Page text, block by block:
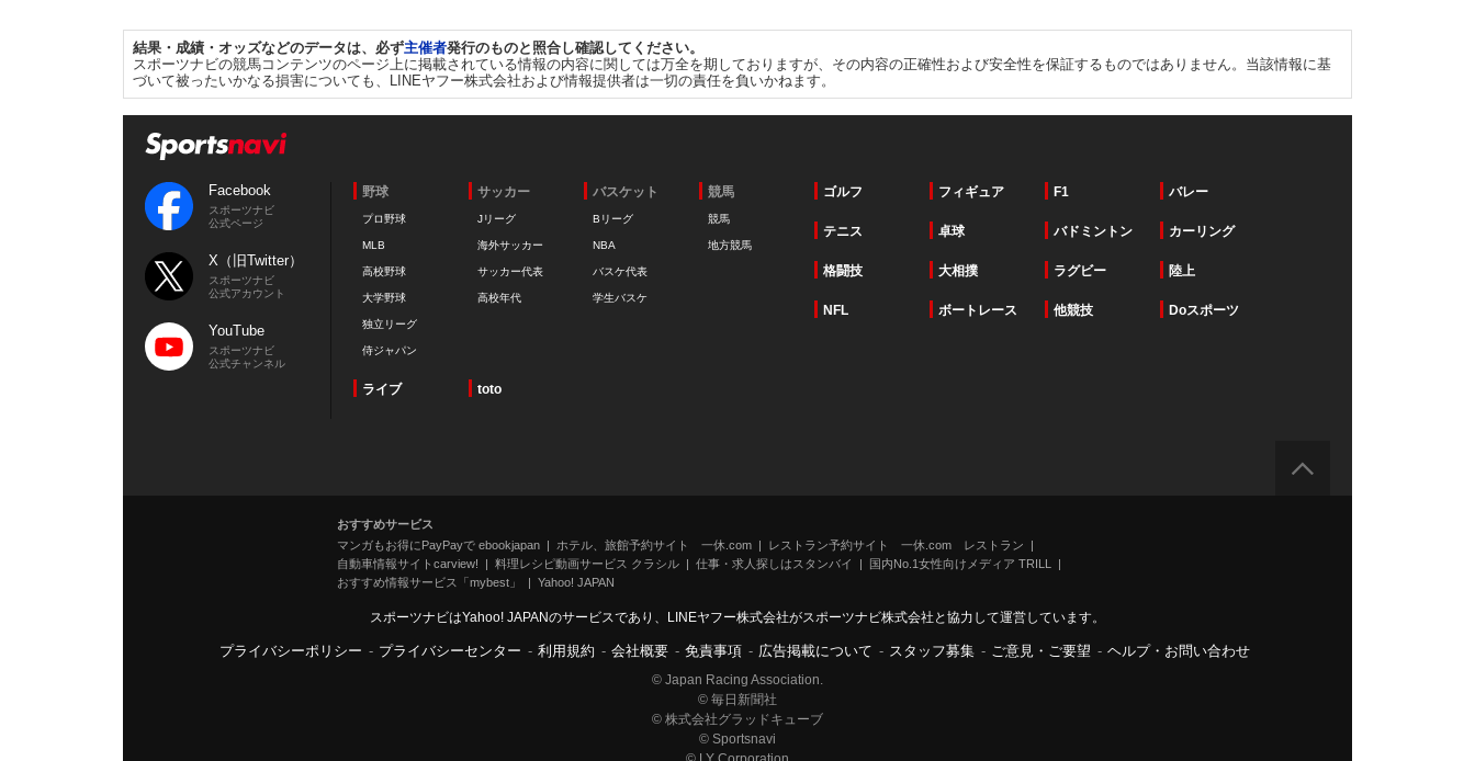
結果・成績・オッズなどのデータは、必ず主催者発行のものと照合し確認してください。
スポーツナビの競馬コンテンツのページ上に掲載されている情報の内容に関しては万全を期しておりますが、その内容の正確性および安全性を保証するものではありません。当該情報に基
づいて被ったいかなる損害についても、LINEヤフー株式会社および情報提供者は一切の責任を負いかねます。
Facebook
スポーツナビ
公式ページ
X（旧Twitter）
スポーツナビ
公式アカウント
YouTube
スポーツナビ
公式チャンネル
野球
プロ野球
MLB
高校野球
大学野球
独立リーグ
侍ジャパン
サッカー
Jリーグ
海外サッカー
サッカー代表
高校年代
バスケット
Bリーグ
NBA
バスケ代表
学生バスケ
競馬
競馬
地方競馬
ゴルフ フィギュア F1 バレー
テニス 卓球 バドミントン カーリング
格闘技 大相撲 ラグビー 陸上
NFL ボートレース 他競技 Doスポーツ
ライブ toto
おすすめサービス
マンガもお得にPayPayで ebookjapan
ホテル、旅館予約サイト 一休.com
レストラン予約サイト 一休.com レストラン
自動車情報サイトcarview!
料理レシピ動画サービス クラシル 仕事・求人探しはスタンバイ
国内No.1女性向けメディア TRILL
おすすめ情報サービス「mybest」
Yahoo! JAPAN
スポーツナビはYahoo! JAPANのサービスであり、LINEヤフー株式会社がスポーツナビ株式会社と協力して運営しています。
プライバシーポリシー - プライバシーセンター - 利用規約 - 会社概要 - 免責事項 - 広告掲載について - スタッフ募集 - ご意見・ご要望 - ヘルプ・お問い合わせ
© Japan Racing Association.
© 毎日新聞社
© 株式会社グラッドキューブ
© Sportsnavi